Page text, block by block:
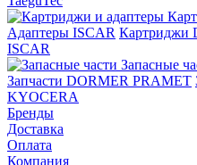
Адаптеры ISCAR Картриджи
ISCAR
Запасные
Запчасти DORMER PRAMET
KYOCERA
Бренды
Доставка
Оплата
Компания